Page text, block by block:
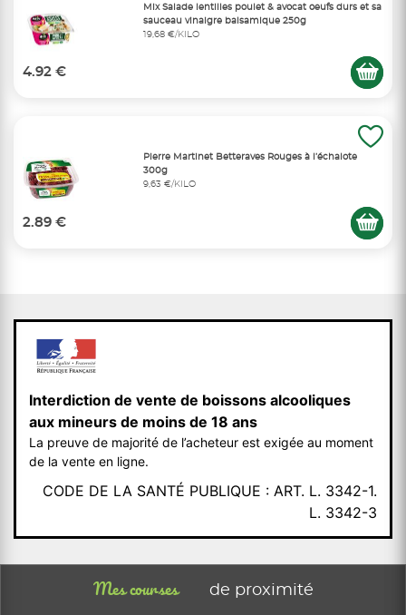
Mix Salade lentilles poulet & avocat oeufs durs et sa
sauceau vinaigre balsamique 250g
19,68 €/KILO
4.92 €
Pierre Martinet Betteraves Rouges à l’échalote
300g
9,63 €/KILO
2.89 €
Interdiction de vente de boissons alcooliques
aux mineurs de moins de 18 ans
La preuve de majorité de l’acheteur est exigée au moment
de la vente en ligne.
CODE DE LA SANTÉ PUBLIQUE : ART. L. 3342-1.
L. 3342-3
Mes courses de proximité